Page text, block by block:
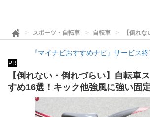
スポーツ・自転車 自転車 【倒れ
『マイナビおすすめナビ』サービス
PR
【倒れない・倒れづらい】自転車
すめ16選！キック他強風に強い固